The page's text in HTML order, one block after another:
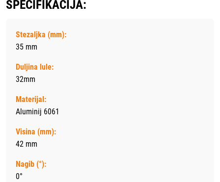
SPECIFIKACIJA:
Stezaljka (mm):
35 mm
Duljina lule:
32mm
Materijal:
Aluminij 6061
Visina (mm):
42 mm
Nagib (°):
0°